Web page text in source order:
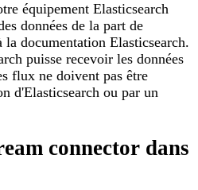
équipement Elasticsearch
données de la part de
la documentation Elasticsearch.
puisse recevoir les données
flux ne doivent pas être
d'Elasticsearch ou par un
connector dans